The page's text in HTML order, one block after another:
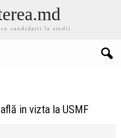
candidatii la studii
in vizta la USMF